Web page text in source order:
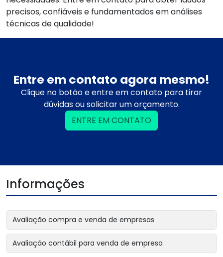
precisos, confiáveis e fundamentados em análises
técnicas de qualidade!
Entre em contato agora mesmo!
Clique no botão e entre em contato para tirar
dúvidas ou solicitar um orçamento.
ENTRE EM CONTATO
Informações
Avaliação compra e venda de empresas
Avaliação contábil para venda de empresa